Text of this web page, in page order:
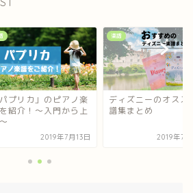
パプリカ」のピアノ楽
紹介！〜入門から上
2019年7月13日
楽譜
ディズニーのオスス
譜集まとめ
2019年7